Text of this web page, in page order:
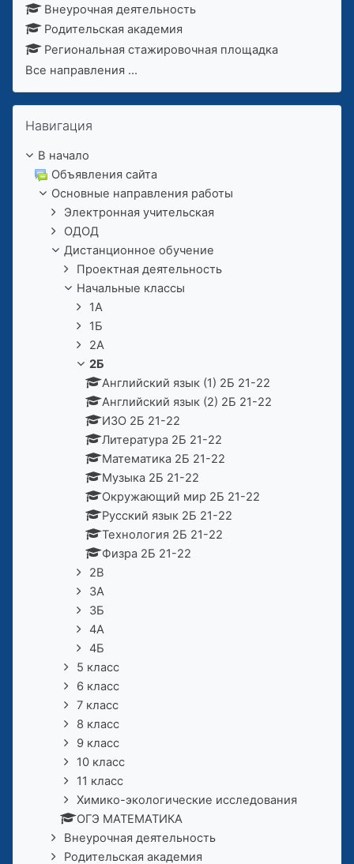
Внеурочная деятельность
Родительская академия
Региональная стажировочная площадка
Все направления ...
Пропустить Навигация
Навигация
В начало
Объявления сайта
Основные направления работы
Электронная учительская
ОДОД
Дистанционное обучение
Проектная деятельность
Начальные классы
1А
1Б
2А
2Б
Английский язык (1) 2Б 21-22
Английский язык (2) 2Б 21-22
ИЗО 2Б 21-22
Литература 2Б 21-22
Математика 2Б 21-22
Музыка 2Б 21-22
Окружающий мир 2Б 21-22
Русский язык 2Б 21-22
Технология 2Б 21-22
Физра 2Б 21-22
2В
3А
3Б
4А
4Б
5 класс
6 класс
7 класс
8 класс
9 класс
10 класс
11 класс
Химико-экологические исследования
ОГЭ МАТЕМАТИКА
Внеурочная деятельность
Родительская академия